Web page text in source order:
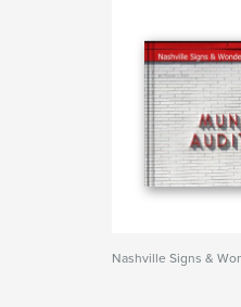
Nashville Signs &